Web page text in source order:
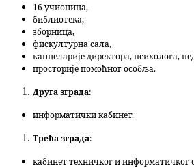
16 учионица,
библиотека,
зборница,
фискултурна сала,
канцеларије директора, психолога,
просторије помоћног особља.
Друга зграда:
информатички кабинет.
Трећа зграда:
кабинет техничког и информатичког